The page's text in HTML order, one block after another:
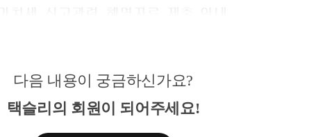
다음 내용이 궁금하신가요?
택슬리의 회원이 되어주세요!